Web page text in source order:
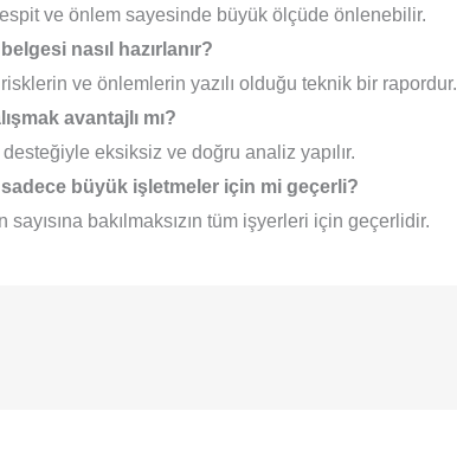
ve önlem sayesinde büyük ölçüde önlenebilir.
nasıl hazırlanır?
ve önlemlerin yazılı olduğu teknik bir rapordur.
avantajlı mı?
eksiksiz ve doğru analiz yapılır.
büyük işletmeler için mi geçerli?
sayısına bakılmaksızın tüm işyerleri için geçerlidir.